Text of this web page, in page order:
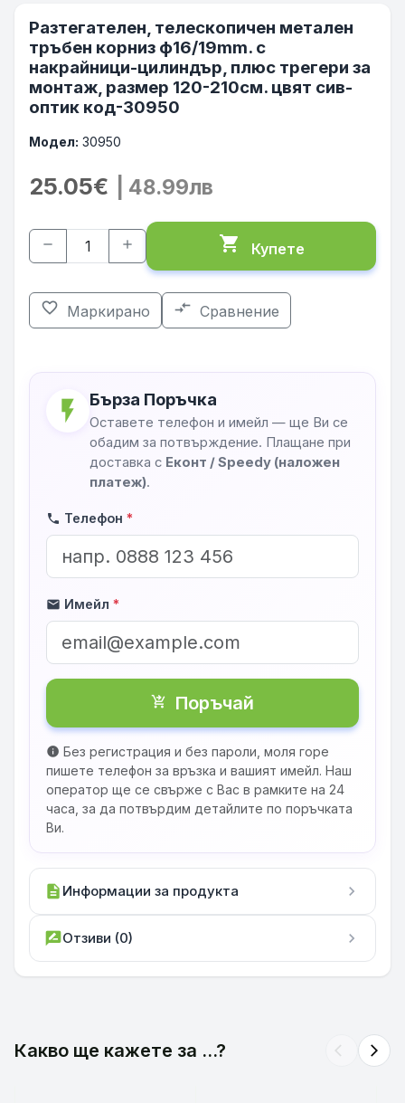
Разтегателен, телескопичен метален
тръбен корниз ф16/19mm. с
накрайници-цилиндър, плюс трегери за
монтаж, размер 120-210см. цвят сив-
оптик код-30950
Модел: 30950
25.05€ | 48.99лв
remove add shopping_cart Купете
favorite_border Маркирано compare_arrows Сравнение
flash_on Бърза Поръчка
Оставете телефон и имейл — ще Ви се
обадим за потвърждение. Плащане при
доставка с Еконт / Speedy (наложен
платеж).
phone Телефон *
mail Имейл *
shopping_cart_checkout Поръчай
info Без регистрация и без пароли, моля горе
пишете телефон за връзка и вашият имейл. Наш
оператор ще се свърже с Вас в рамките на 24
часа, за да потвърдим детайлите по поръчката
Ви.
description Информации за продукта chevron_right
rate_reviewОтзиви (0) chevron_right
Какво ще кажете за ...? arrow_back_ios arrow_forward_ios